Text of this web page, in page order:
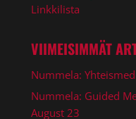
Linkkilista
VIIMEISIMMÄT
Nummela:
Nummela: Guided
August 23